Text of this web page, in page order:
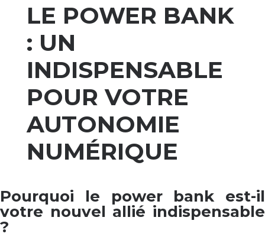
LE POWER BANK
: UN
INDISPENSABLE
POUR VOTRE
AUTONOMIE
NUMÉRIQUE
Pourquoi le power bank est-il
votre nouvel allié indispensable
?